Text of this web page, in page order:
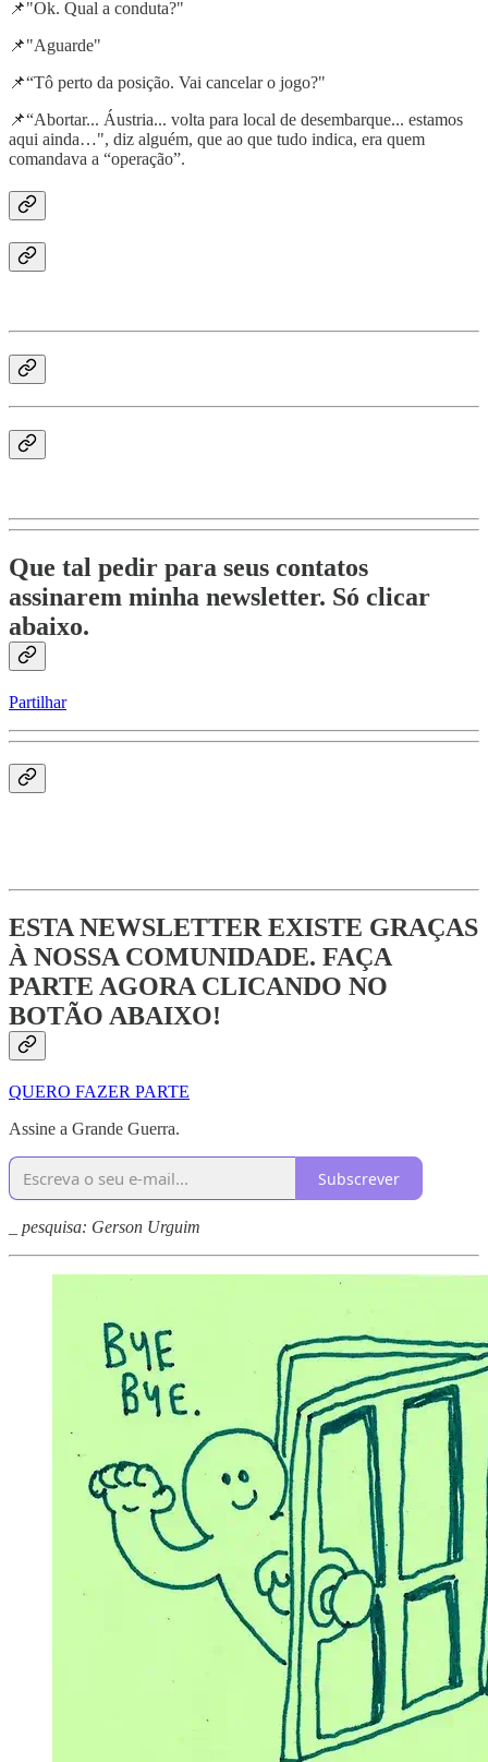
📌"Ok. Qual a conduta?"
📌"Aguarde"
📌“Tô perto da posição. Vai cancelar o jogo?"
📌“Abortar... Áustria... volta para local de desembarque... estamos
aqui ainda…", diz alguém, que ao que tudo indica, era quem
comandava a “operação”.
Que tal pedir para seus contatos
assinarem minha newsletter. Só clicar
abaixo.
Partilhar
ESTA NEWSLETTER EXISTE GRAÇAS
À NOSSA COMUNIDADE. FAÇA
PARTE AGORA CLICANDO NO
BOTÃO ABAIXO!
QUERO FAZER PARTE
Assine a Grande Guerra.
Subscrever
_ pesquisa: Gerson Urguim